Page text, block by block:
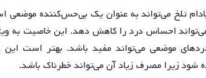
تلخ می‌تواند به عنوان یک بی‌حس‌کننده
احساس درد را کاهش دهد. این خاصیت به
موضعی می‌تواند مفید باشد. بهتر است
شود زیرا مصرف زیاد آن می‌تواند خطرناک باشد.